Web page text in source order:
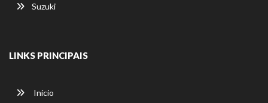
Suzuki
LINKS PRINCIPAIS
Início